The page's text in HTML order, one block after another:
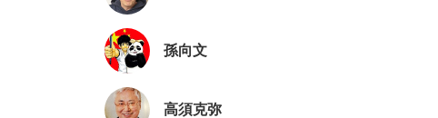
孫向文
高須克弥